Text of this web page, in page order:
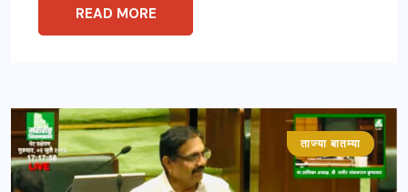
READ MORE
महाराष्ट्र
ताज्या बातम्या